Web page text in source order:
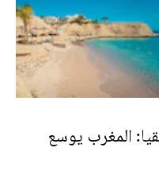
المغرب يوسع